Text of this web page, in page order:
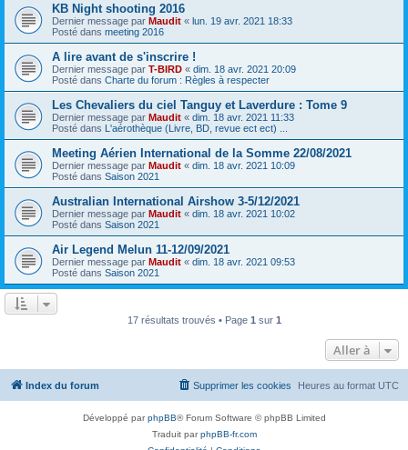
KB Night shooting 2016
Dernier message par Maudit « lun. 19 avr. 2021 18:33
Posté dans meeting 2016
A lire avant de s'inscrire !
Dernier message par T-BIRD « dim. 18 avr. 2021 20:09
Posté dans Charte du forum : Règles à respecter
Les Chevaliers du ciel Tanguy et Laverdure : Tome 9
Dernier message par Maudit « dim. 18 avr. 2021 11:33
Posté dans L'aérothèque (Livre, BD, revue ect ect) ...
Meeting Aérien International de la Somme 22/08/2021
Dernier message par Maudit « dim. 18 avr. 2021 10:09
Posté dans Saison 2021
Australian International Airshow 3-5/12/2021
Dernier message par Maudit « dim. 18 avr. 2021 10:02
Posté dans Saison 2021
Air Legend Melun 11-12/09/2021
Dernier message par Maudit « dim. 18 avr. 2021 09:53
Posté dans Saison 2021
17 résultats trouvés • Page 1 sur 1
Aller à
Index du forum Heures au format UTC
Supprimer les cookies
Développé parphpBB® Forum Software © phpBB Limited
Traduit parphpBB-fr.com